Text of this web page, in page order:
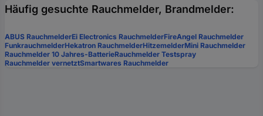
Häufig gesuchte Rauchmelder, Brandmelder:
ABUS RauchmelderEi Electronics RauchmelderFireAngel Rauchmelder
FunkrauchmelderHekatron RauchmelderHitzemelderMini Rauchmelder
Rauchmelder 10 Jahres-BatterieRauchmelder Testspray
Rauchmelder vernetztSmartwares Rauchmelder